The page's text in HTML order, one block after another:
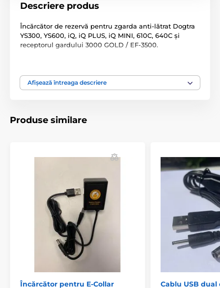
Descriere produs
Încărcător de rezervă pentru zgarda anti-lătrat Dogtra
YS300, YS600, iQ, iQ PLUS, iQ MINI, 610C, 640C și
receptorul gardului 3000 GOLD / EF-3500.
Specificațiile tehnice pot fi modificate fără o notificare
expresă. Imaginile au doar caracter ilustrativ.
Produsul este inclus în categoria
Accesorii, zgărzi pentru antrenament
Încărcătoare
Accesorii pentru zgărzi anti-lătrat
Încărcătoare Accesorii pentru garduri
Încărcătoare și surse de alimentare
Afișează întreaga descriere
Produse similare
Încărcător pentru E-Collar
Cablu USB